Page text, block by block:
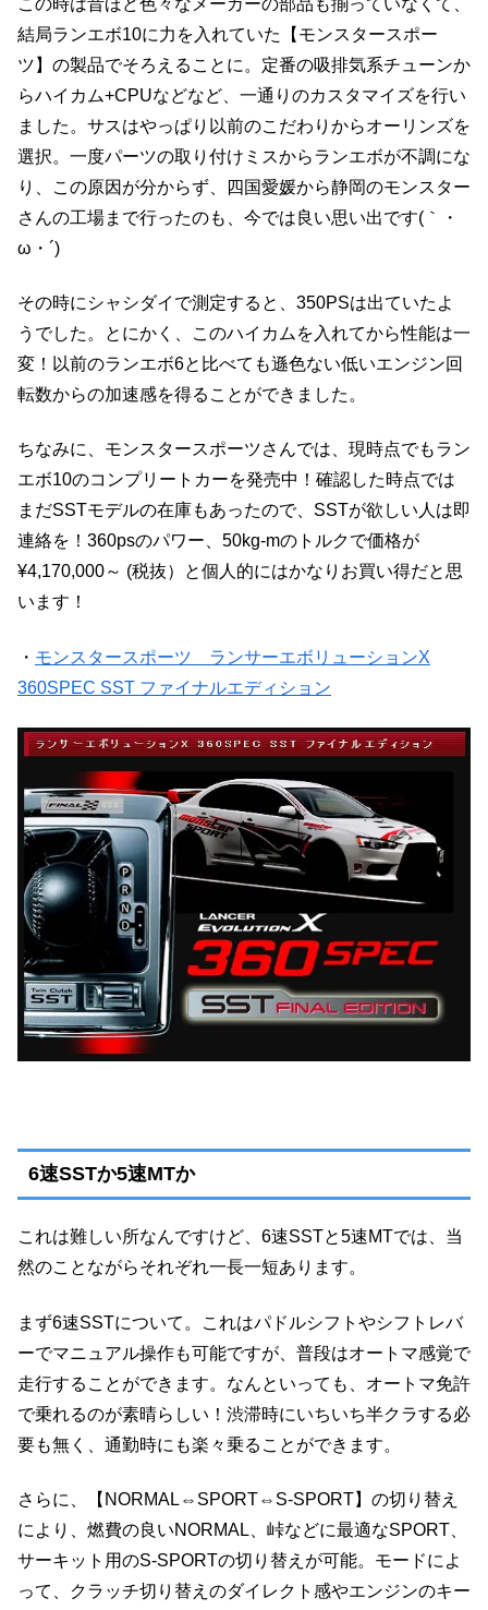
結局ランエボ10に力を入れていた【モンスタースポー
ツ】の製品でそろえることに。定番の吸排気系チューンか
らハイカム+CPUなどなど、一通りのカスタマイズを行い
ました。サスはやっぱり以前のこだわりからオーリンズを
選択。一度パーツの取り付けミスからランエボが不調にな
り、この原因が分からず、四国愛媛から静岡のモンスター
さんの工場まで行ったのも、今では良い思い出です(｀・
ω・´)
その時にシャシダイで測定すると、350PSは出ていたよ
うでした。とにかく、このハイカムを入れてから性能は一
変！以前のランエボ6と比べても遜色ない低いエンジン回
転数からの加速感を得ることができました。
ちなみに、モンスタースポーツさんでは、現時点でもラン
エボ10のコンプリートカーを発売中！確認した時点では
まだSSTモデルの在庫もあったので、SSTが欲しい人は即
連絡を！360psのパワー、50kg-mのトルクで価格が
¥4,170,000～ (税抜）と個人的にはかなりお買い得だと思
います！
・ モンスタースポーツ ランサーエボリューションX
360SPEC SST ファイナルエディション
6速SSTか5速MTか
これは難しい所なんですけど、6速SSTと5速MTでは、当
然のことながらそれぞれ一長一短あります。
まず6速SSTについて。これはパドルシフトやシフトレバ
ーでマニュアル操作も可能ですが、普段はオートマ感覚で
走行することができます。なんといっても、オートマ免許
で乗れるのが素晴らしい！渋滞時にいちいち半クラする必
要も無く、通勤時にも楽々乗ることができます。
さらに、【NORMAL⇔SPORT⇔S-SPORT】の切り替え
により、燃費の良いNORMAL、峠などに最適なSPORT、
サーキット用のS-SPORTの切り替えが可能。モードによ
って、クラッチ切り替えのダイレクト感やエンジンのキー